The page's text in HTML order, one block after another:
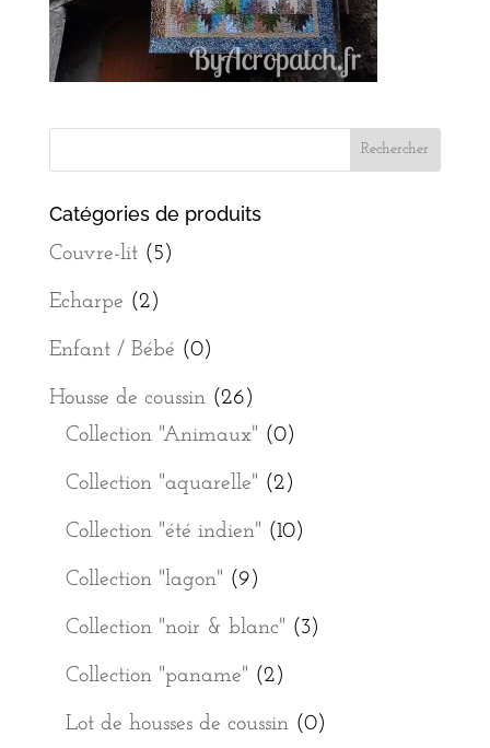
Catégories de produits
Couvre-lit (5)
Echarpe (2)
Enfant / Bébé (0)
Housse de coussin (26)
Collection "Animaux" (0)
Collection "aquarelle" (2)
Collection "été indien" (10)
Collection "lagon" (9)
Collection "noir & blanc" (3)
Collection "paname" (2)
Lot de housses de coussin (0)